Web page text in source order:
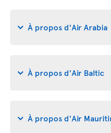
À propos d'Air Arabia
À propos d'Air Baltic
À propos d'Air